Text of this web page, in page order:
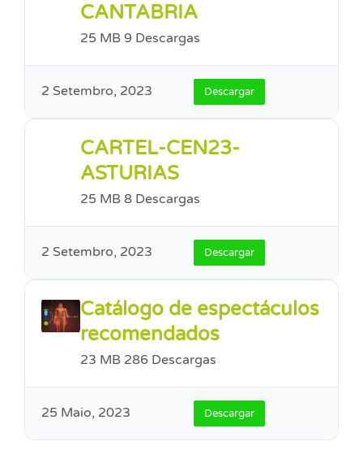
CANTABRIA
25 MB 9 Descargas
2 Setembro, 2023 Descargar
CARTEL-CEN23-
ASTURIAS
25 MB 8 Descargas
2 Setembro, 2023 Descargar
Catálogo de espectáculos
recomendados
23 MB 286 Descargas
25 Maio, 2023 Descargar